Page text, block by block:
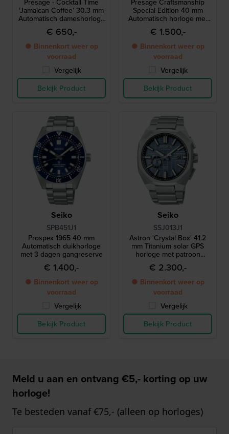
‘Jamaican Coffee’ 30.3 mm
Automatisch dameshorloge
met gestructureerde
wijzerplaat en diamantenn
€ 650,-
● Binnenkort weer op
voorraad
Vergelijk
Bekijk Product
Special Edition 40 mm
Automatisch horloge met
email wijzerplaat
geïnspireerd op het eerste
Seiko zakhorloge
€ 1.500,-
● Binnenkort weer op
voorraad
Vergelijk
Bekijk Product
Seiko
SPB451J1
Prospex 1965 40 mm
Automatisch duikhorloge
met 3 dagen gangreserve
€ 1.400,-
● Binnenkort weer op
voorraad
Vergelijk
Bekijk Product
Seiko
SSJ013J1
Astron 'Crystal Box' 41.2
mm Titanium solar GPS
horloge met patroon
wijzerplaat
€ 2.300,-
● Binnenkort weer op
voorraad
Vergelijk
Bekijk Product
Meld u aan en ontvang €5,- korting op uw
horloge!
Te besteden vanaf €75,- (alleen op horloges)